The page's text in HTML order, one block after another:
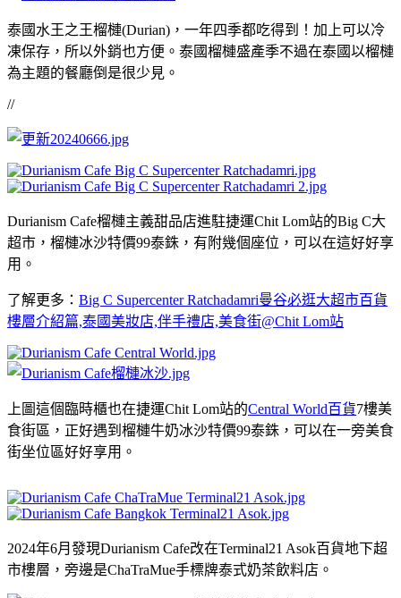
泰國水王之王榴槤(Durian)，一年四季都吃得到！加上可以冷
凍保存，所以外銷也方便。泰國榴槤盛產季不過在泰國以榴槤
為主題的餐廳倒是很少見。
//
Durianism Cafe榴槤主義甜品店進駐捷運Chit Lom站的Big C大
超市，榴槤冰沙特價99泰銖，有附幾個座位，可以在這好好享
用。
了解更多： Big C Supercenter Ratchadamri曼谷必逛大超市百貨
樓層介紹篇,泰國美妝店,伴手禮店,美食街@Chit Lom站
上圖這個臨時櫃也在捷運Chit Lom站的Central World百貨7樓美
食街區，正好遇到榴槤牛奶冰沙特價99泰銖，可以在一旁美食
街坐位區好好享用。
2024年6月發現Durianism Cafe改在Terminal21 Asok百貨地下超
市樓層，旁邊是ChaTraMue手標牌泰式奶茶飲料店。